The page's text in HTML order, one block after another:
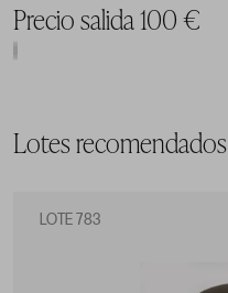
Precio salida 100 €
Lotes recomendados
LOTE 783